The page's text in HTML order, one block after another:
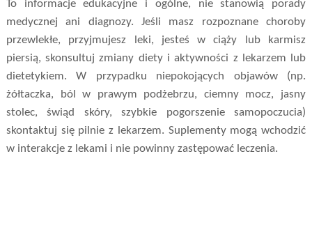
To informacje edukacyjne i ogólne, nie stanowią porady
medycznej ani diagnozy. Jeśli masz rozpoznane choroby
przewlekłe, przyjmujesz leki, jesteś w ciąży lub karmisz
piersią, skonsultuj zmiany diety i aktywności z lekarzem lub
dietetykiem. W przypadku niepokojących objawów (np.
żółtaczka, ból w prawym podżebrzu, ciemny mocz, jasny
stolec, świąd skóry, szybkie pogorszenie samopoczucia)
skontaktuj się pilnie z lekarzem. Suplementy mogą wchodzić
w interakcje z lekami i nie powinny zastępować leczenia.